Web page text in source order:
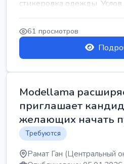
стикеровка одежды. Услов...
61 просмотров
Modellama
приглашает
желающих начать
Требуются
Рамат Ган (Центральный